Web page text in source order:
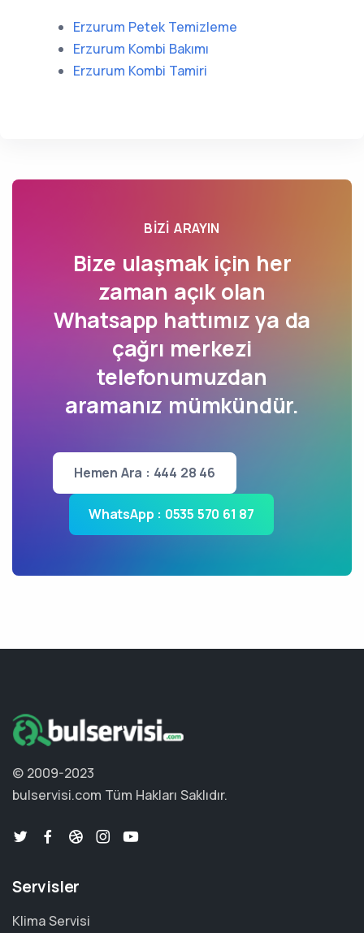
Erzurum Petek Temizleme
Erzurum Kombi Bakımı
Erzurum Kombi Tamiri
BIZI ARAYIN
Bize ulaşmak için her
zaman açık olan
Whatsapp hattımız ya da
çağrı merkezi
telefonumuzdan
aramanız mümkündür.
Hemen Ara : 444 28 46
WhatsApp : 0535 570 61 87
© 2009-2023
bulservisi.com Tüm Hakları Saklıdır.
Servisler
Klima Servisi